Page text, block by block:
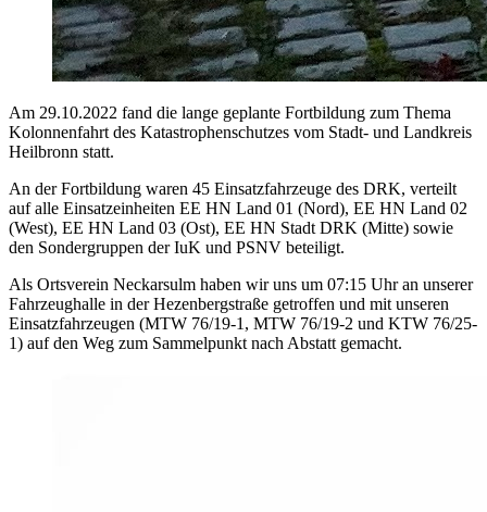
Am 29.10.2022 fand die lange geplante Fortbildung zum Thema
Kolonnenfahrt des Katastrophenschutzes vom Stadt- und Landkreis
Heilbronn statt.
An der Fortbildung waren 45 Einsatzfahrzeuge des DRK, verteilt
auf alle Einsatzeinheiten EE HN Land 01 (Nord), EE HN Land 02
(West), EE HN Land 03 (Ost), EE HN Stadt DRK (Mitte) sowie
den Sondergruppen der IuK und PSNV beteiligt.
Als Ortsverein Neckarsulm haben wir uns um 07:15 Uhr an unserer
Fahrzeughalle in der Hezenbergstraße getroffen und mit unseren
Einsatzfahrzeugen (MTW 76/19-1, MTW 76/19-2 und KTW 76/25-
1) auf den Weg zum Sammelpunkt nach Abstatt gemacht.